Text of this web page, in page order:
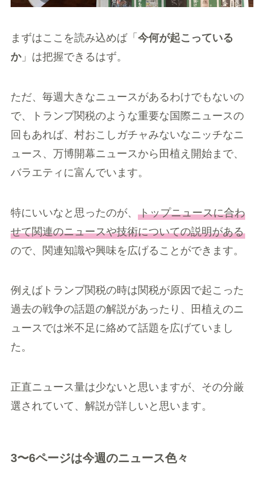
まずはここを読み込めば「 今何が起こっている
か」は把握できるはず。
ただ、毎週大きなニュースがあるわけでもないの
で、トランプ関税のような重要な国際ニュースの
回もあれば、村おこしガチャみないなニッチなニ
ュース、万博開幕ニュースから田植え開始まで、
バラエティに富んでいます。
特にいいなと思ったのが、 トップニュースに合わ
せて関連のニュースや技術についての説明がある
ので、関連知識や興味を広げることができます。
例えばトランプ関税の時は関税が原因で起こった
過去の戦争の話題の解説があったり、田植えのニ
ュースでは米不足に絡めて話題を広げていまし
た。
正直ニュース量は少ないと思いますが、その分厳
選されていて、解説が詳しいと思います。
3〜6ページは今週のニュース色々